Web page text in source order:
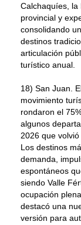
Calchaquíes, la
provincial y
consolidando
destinos
articulación
turístico anual.
18) San Juan.
movimiento
rondaron el
algunos
2026 que
Los destinos
demanda,
espontáneos
siendo Valle
ocupación
destacó una
versión para